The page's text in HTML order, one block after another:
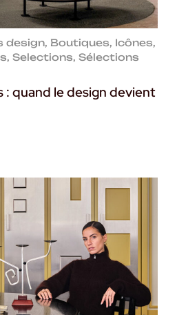
design, Boutiques, Icônes,
, Selections, Sélections
: quand le design devient